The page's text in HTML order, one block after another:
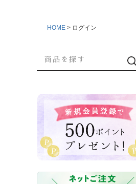
HOME ログイン
商品検索